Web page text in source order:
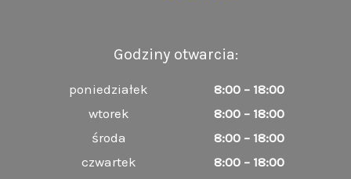
Godziny otwarcia:
poniedziałek
8:00 – 18:00
wtorek
8:00 – 18:00
środa
8:00 – 18:00
czwartek
8:00 – 18:00